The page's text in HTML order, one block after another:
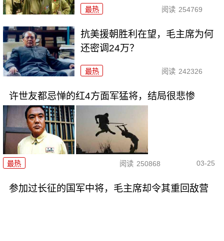
最热 阅读 254769
抗美援朝胜利在望，毛主席为何
还密调24万？
最热 阅读 242326
许世友都忌惮的红4方面军猛将，结局很悲惨
最热 阅读 250868 03-25
参加过长征的国军中将，毛主席却令其重回敌营